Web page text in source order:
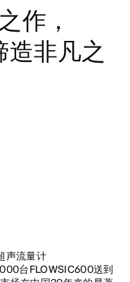
作，
非凡之
声流量计
台FLOWSIC600送到